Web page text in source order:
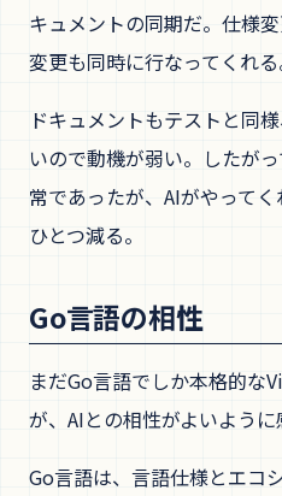
キュメントの同期だ。仕様
変更も同時に行なってくれる
ドキュメントもテストと同
いので動機が弱い。したが
常であったが、AIがやって
ひとつ減る。
Go言語の相性
まだGo言語でしか本格的な
が、AIとの相性がよいように
Go言語は、言語仕様とエコ